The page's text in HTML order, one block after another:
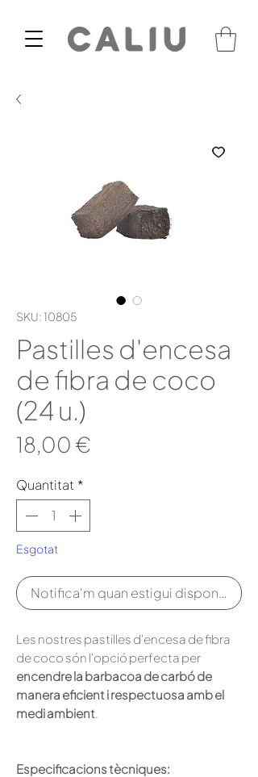
SKU: 10805
Pastilles d'encesa
de fibra de coco
(24 u.)
18,00 €
Quantitat *
Esgotat
Notifica'm quan estigui disponible
Les nostres pastilles d'encesa de fibra
de coco són l'opció perfecta per
encendre la barbacoa de carbó de
manera eficient i respectuosa amb el
medi ambient.
Especificacions tècniques: